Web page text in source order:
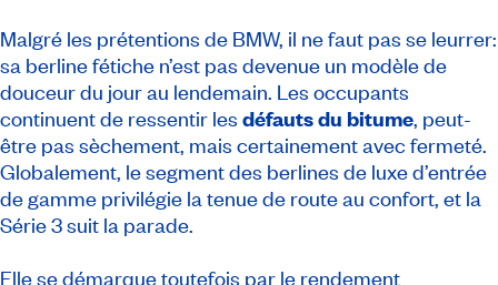
Malgré les prétentions de BMW, il ne faut pas se leurrer:
sa berline fétiche n’est pas devenue un modèle de
douceur du jour au lendemain. Les occupants
continuent de ressentir les défauts du bitume, peut-
être pas sèchement, mais certainement avec fermeté.
Globalement, le segment des berlines de luxe d’entrée
de gamme privilégie la tenue de route au confort, et la
Série 3 suit la parade.
Elle se démarque toutefois par le rendement